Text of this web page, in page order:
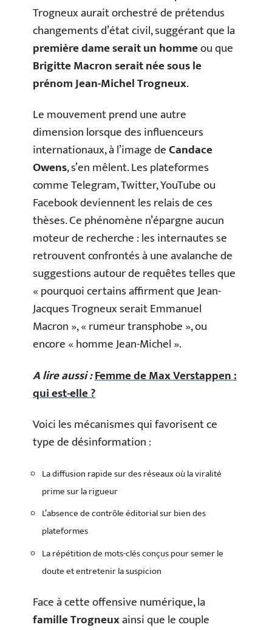
Trogneux aurait orchestré de prétendus
changements d’état civil, suggérant que la
première dame serait un hommeou que
Brigitte Macron serait née sous le
prénom Jean-Michel Trogneux.
Le mouvement prend une autre
dimension lorsque des influenceurs
internationaux, à l’image deCandace
Owens, s’en mêlent. Les plateformes
comme Telegram, Twitter, YouTube ou
Facebook deviennent les relais de ces
thèses. Ce phénomène n’épargne aucun
moteur de recherche : les internautes se
retrouvent confrontés à une avalanche de
suggestions autour de requêtes telles que
« pourquoi certains affirment que Jean-
Jacques Trogneux serait Emmanuel
Macron », « rumeur transphobe », ou
encore « homme Jean-Michel ».
A lire aussi :Femme de Max Verstappen :
qui est-elle ?
Voici les mécanismes qui favorisent ce
type de désinformation :
La diffusion rapide sur des réseaux où la viralité
prime sur la rigueur
L’absence de contrôle éditorial sur bien des
plateformes
La répétition de mots-clés conçus pour semer le
doute et entretenir la suspicion
Face à cette offensive numérique, la
famille Trogneuxainsi que le couple